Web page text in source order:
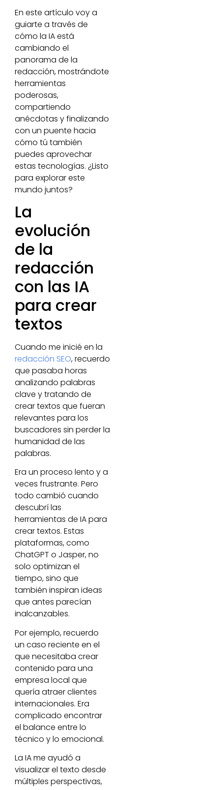
En este artículo voy a
guiarte a través de
cómo la IA está
cambiando el
panorama de la
redacción, mostrándote
herramientas
poderosas,
compartiendo
anécdotas y finalizando
con un puente hacia
cómo tú también
puedes aprovechar
estas tecnologías. ¿Listo
para explorar este
mundo juntos?
La
evolución
de la
redacción
con las IA
para crear
textos
Cuando me inicié en la
redacción SEO, recuerdo
que pasaba horas
analizando palabras
clave y tratando de
crear textos que fueran
relevantes para los
buscadores sin perder la
humanidad de las
palabras.
Era un proceso lento y a
veces frustrante. Pero
todo cambió cuando
descubrí las
herramientas de IA para
crear textos. Estas
plataformas, como
ChatGPT o Jasper, no
solo optimizan el
tiempo, sino que
también inspiran ideas
que antes parecían
inalcanzables.
Por ejemplo, recuerdo
un caso reciente en el
que necesitaba crear
contenido para una
empresa local que
quería atraer clientes
internacionales. Era
complicado encontrar
el balance entre lo
técnico y lo emocional.
La IA me ayudó a
visualizar el texto desde
múltiples perspectivas,